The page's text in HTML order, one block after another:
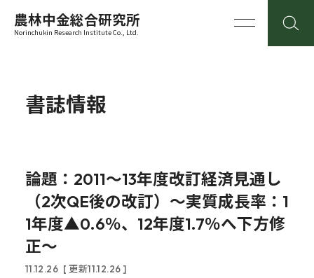
農林中金総合研究所
Norinchukin Research Institute Co., Ltd.
書誌情報
論題：2011～13年度改訂経済見通し
（2次QE後の改訂）～実質成長率：1
1年度▲0.6％、12年度1.7％へ下方修
正～
11.12.26 [ 更新11.12.26 ]